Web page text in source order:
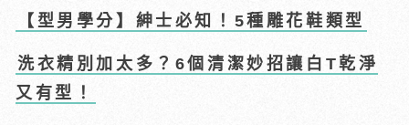
【型男學分】紳士必知！5種雕花鞋類型
洗衣精別加太多？6個清潔妙招讓白T乾淨
又有型！